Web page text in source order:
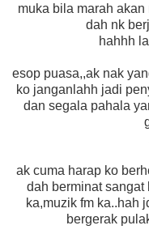
muka bila marah
dah nk
hahhh
esop puasa,,ak nak
ko janganlahh jadi
dan segala pahala
ak cuma harap ko
dah berminat sangat
ka,muzik fm ka..hah
bergerak